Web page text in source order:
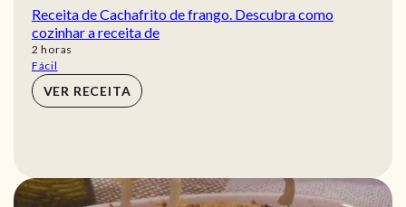
Receita de Cachafrito de frango. Descubra como
cozinhar a receita de
2 horas
horas
Fácil
VER RECEITA